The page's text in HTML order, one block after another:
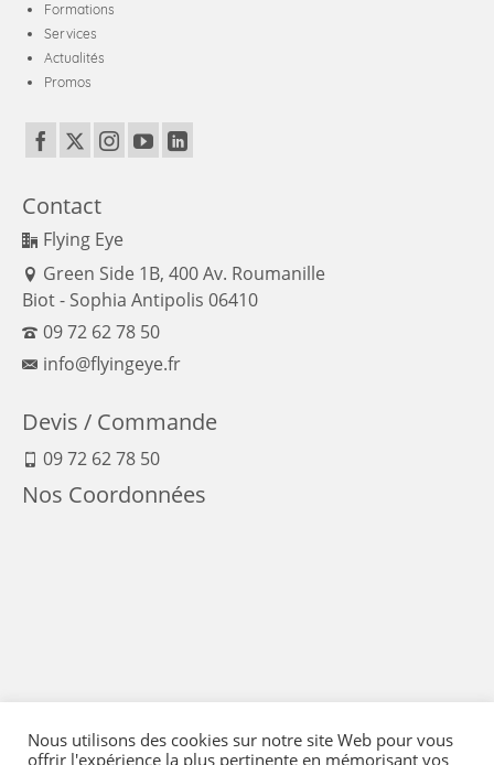
Formations
Services
Actualités
Promos
Contact
Flying Eye
Green Side 1B, 400 Av. Roumanille
Biot - Sophia Antipolis 06410
09 72 62 78 50
info@flyingeye.fr
Devis / Commande
09 72 62 78 50
Nos Coordonnées
Nous utilisons des cookies sur notre site Web pour vous
offrir l'expérience la plus pertinente en mémorisant vos